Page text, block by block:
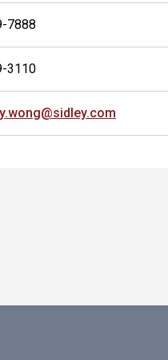
7888
3110